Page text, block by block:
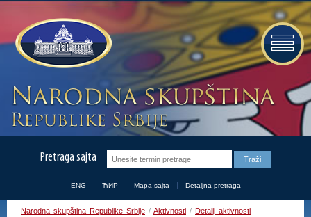
Pretraga sajta
ENG ЋИР Mapa sajta Detaljna pretraga
Narodna skupština Republike Srbije / Aktivnosti / Detalji aktivnosti